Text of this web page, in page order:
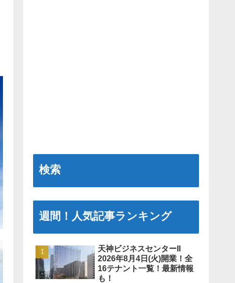
検索
週間！人気記事ランキング
天神ビジネスセンターII
2026年8月4日(火)開業！全
16テナント一覧！最新情報
も！